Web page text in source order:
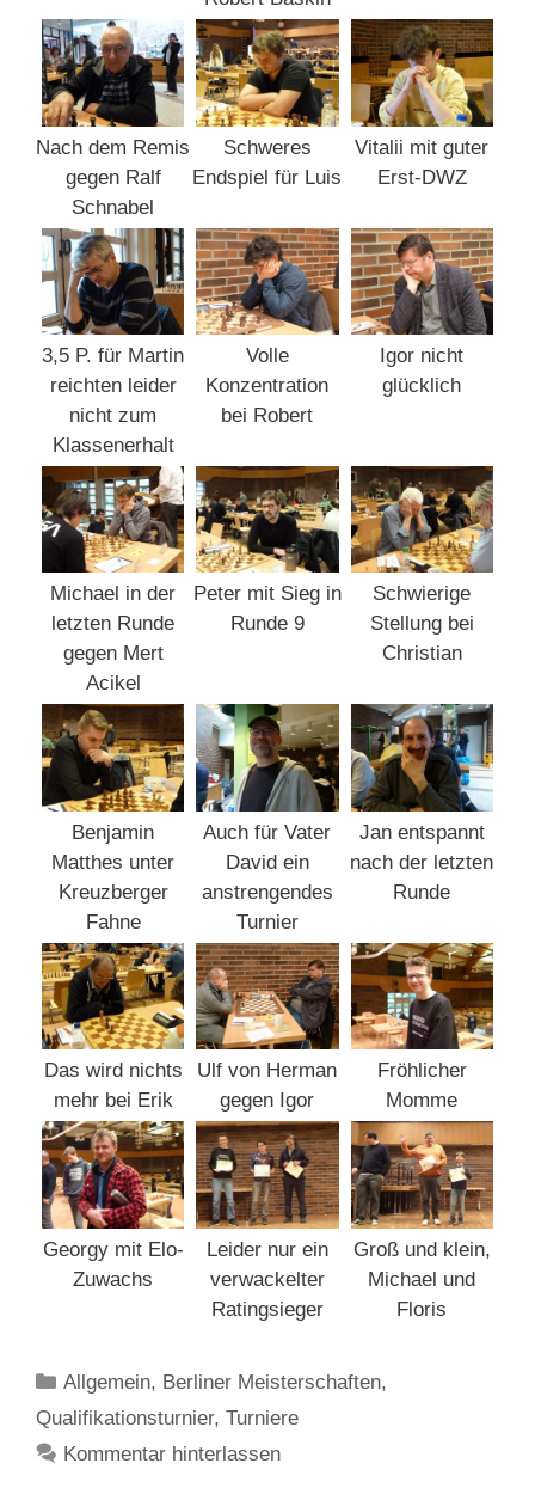
Nach dem Remis
gegen Ralf
Schnabel
Schweres
Endspiel für Luis
Vitalii mit guter
Erst-DWZ
3,5 P. für Martin
reichten leider
nicht zum
Klassenerhalt
Volle
Konzentration
bei Robert
Igor nicht
glücklich
Michael in der
letzten Runde
gegen Mert
Acikel
Peter mit Sieg in
Runde 9
Schwierige
Stellung bei
Christian
Benjamin
Matthes unter
Kreuzberger
Fahne
Auch für Vater
David ein
anstrengendes
Turnier
Jan entspannt
nach der letzten
Runde
Das wird nichts
mehr bei Erik
Ulf von Herman
gegen Igor
Fröhlicher
Momme
Georgy mit Elo-
Zuwachs
Leider nur ein
verwackelter
Ratingsieger
Groß und klein,
Michael und
Floris
Kategorien
Allgemein, Berliner Meisterschaften,
Qualifikationsturnier, Turniere
Kommentar hinterlassen